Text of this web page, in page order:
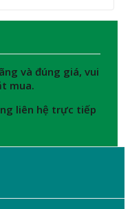
và đúng giá, vui
mua.
liên hệ trực tiếp